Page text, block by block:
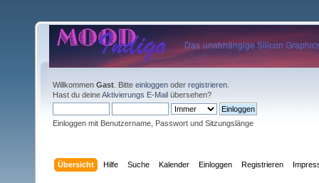
Willkommen Gast . Bitte einloggen oder registrieren
Hast du deineAktivierungs E-Mail übersehen?
Einloggen mit Benutzername, Passwort und Sitzungslänge
Übersicht Hilfe Suche Kalender Einloggen Registrieren